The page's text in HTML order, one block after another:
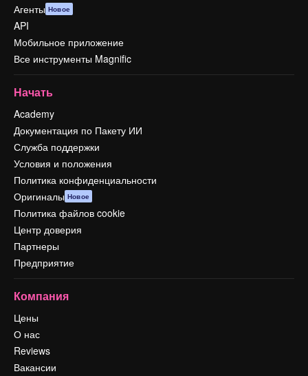
Агенты Новое
API
Мобильное приложение
Все инструменты Magnific
Начать
Academy
Документация по Пакету ИИ
Служба поддержки
Условия и положения
Политика конфиденциальности
Оригиналы Новое
Политика файлов cookie
Центр доверия
Партнеры
Предприятие
Компания
Цены
О нас
Reviews
Вакансии